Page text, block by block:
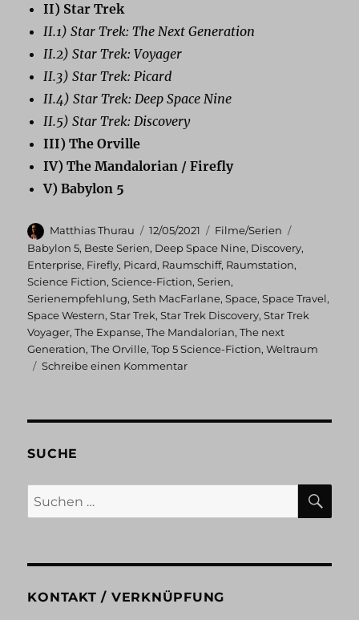
II) Star Trek
II.1) Star Trek: The Next Generation
II.2) Star Trek: Voyager
II.3) Star Trek: Picard
II.4) Star Trek: Deep Space Nine
II.5) Star Trek: Discovery
III) The Orville
IV) The Mandalorian / Firefly
V) Babylon 5
Autor
Matthias Thurau
Veröffentlicht
am
12/05/2021 Kategorien
Filme/Serien
Babylon 5, Beste Serien, Deep Space Nine, Discovery,
Enterprise, Firefly, Picard, Raumschiff, Raumstation,
Science Fiction,Science-Fiction,Serien,
Serienempfehlung,Seth MacFarlane,Space,Space Travel,
Space Western,Star Trek,Star Trek Discovery,Star Trek
Voyager,The Expanse,The Mandalorian,The next
Generation,The Orville,Top 5 Science-Fiction,Weltraum
Schreibe einen Kommentarzu
Weltraum
SUCHE
Suchen
nach:
KONTAKT / VERKNÜPFUNG